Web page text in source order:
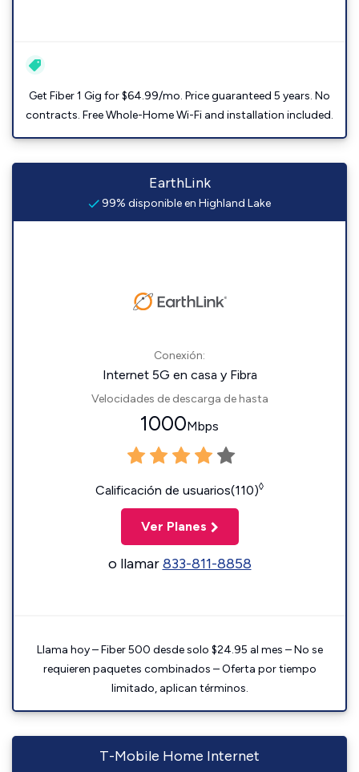
Get Fiber 1 Gig for $64.99/mo. Price guaranteed 5 years. No
contracts. Free Whole-Home Wi-Fi and installation included.
EarthLink
99% disponible en Highland Lake
Conexión:
Internet 5G en casa y Fibra
Velocidades de descarga de hasta
1000Mbps
Calificación de usuarios(110)◊
Ver Planes
o llamar833-811-8858
Llama hoy – Fiber 500 desde solo $24.95 al mes – No se
requieren paquetes combinados – Oferta por tiempo
limitado, aplican términos.
T-Mobile Home Internet